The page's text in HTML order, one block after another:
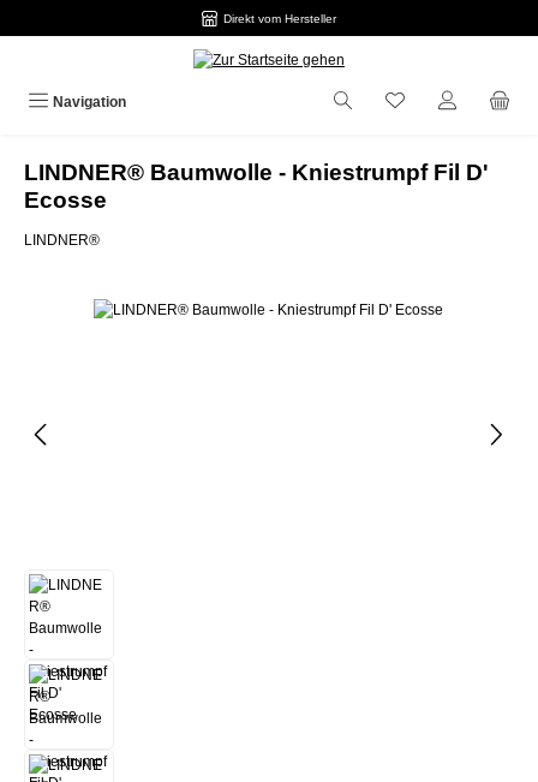
Direkt vom Hersteller
Navigation
LINDNER® Baumwolle - Kniestrumpf Fil D'
Ecosse
LINDNER®
Bildergalerie überspringen